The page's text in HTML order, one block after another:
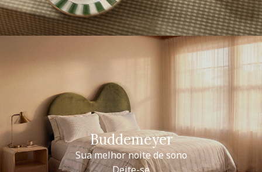
Buddemeyer
Sua melhor noite de sono